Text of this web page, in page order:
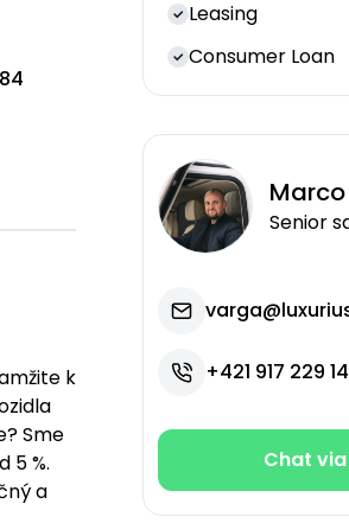
Leasing
Consumer Loan
Marco
Senior
+421 917 229
Chat
k
Sme
5 %.
a